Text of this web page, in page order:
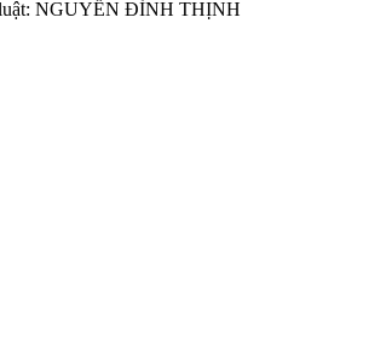
NGUYỄN ĐÌNH THỊNH